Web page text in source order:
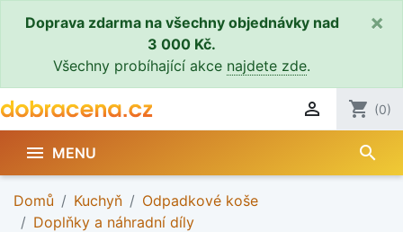
Doprava zdarma na všechny objednávky nad
3 000 Kč.
Všechny probíhající akce najdete zde.
×
 shopping_cart (0)
 MENU search
Domů Kuchyň
Odpadkové koše
Doplňky a náhradní díly